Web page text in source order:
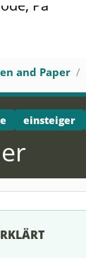
and Paper
einsteiger